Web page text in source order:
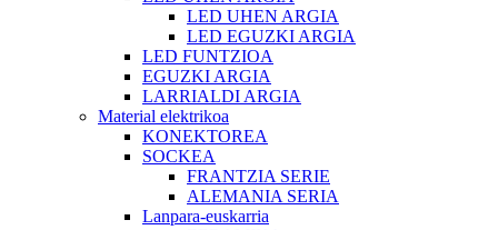
LED UHEN ARGIA
LED EGUZKI ARGIA
LED FUNTZIOA
EGUZKI ARGIA
LARRIALDI ARGIA
Material elektrikoa
KONEKTOREA
SOCKEA
FRANTZIA SERIE
ALEMANIA SERIA
Lanpara-euskarria